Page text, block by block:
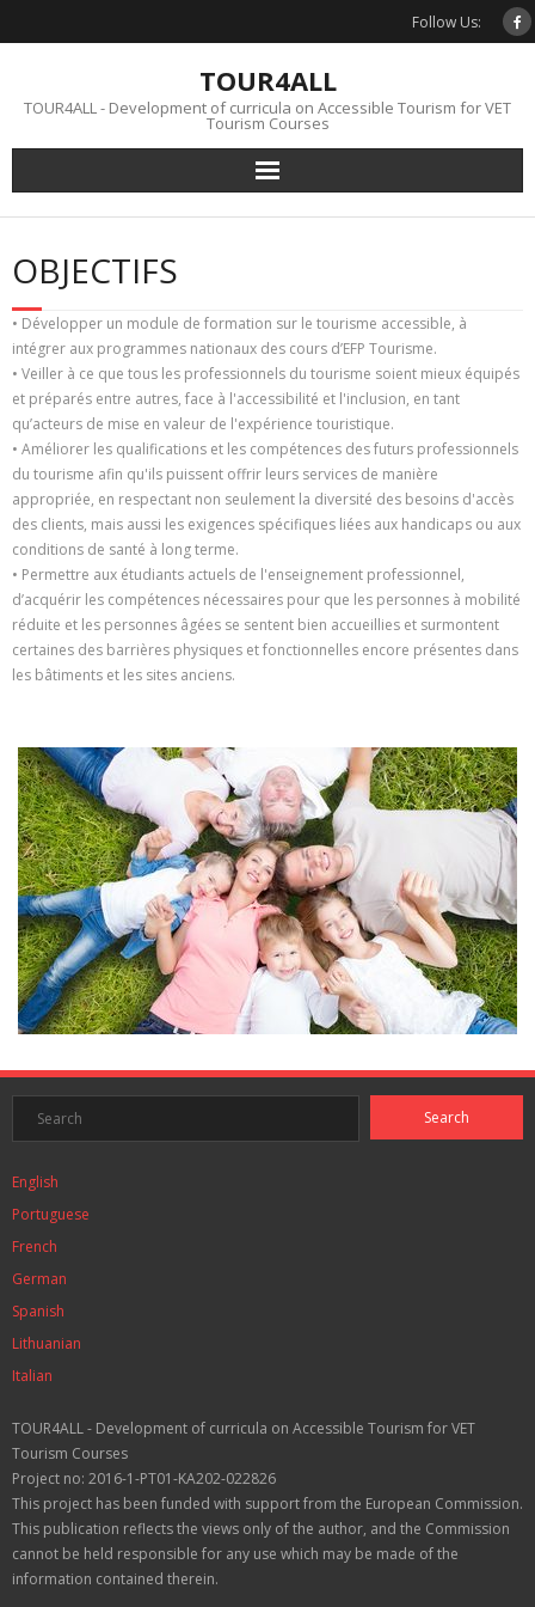
Follow Us:
TOUR4ALL
TOUR4ALL - Development of curricula on Accessible Tourism for VET
Tourism Courses
OBJECTIFS
• Développer un module de formation sur le tourisme accessible, à
intégrer aux programmes nationaux des cours d’EFP Tourisme.
• Veiller à ce que tous les professionnels du tourisme soient mieux équipés
et préparés entre autres, face à l'accessibilité et l'inclusion, en tant
qu’acteurs de mise en valeur de l'expérience touristique.
• Améliorer les qualifications et les compétences des futurs professionnels
du tourisme afin qu'ils puissent offrir leurs services de manière
appropriée, en respectant non seulement la diversité des besoins d'accès
des clients, mais aussi les exigences spécifiques liées aux handicaps ou aux
conditions de santé à long terme.
• Permettre aux étudiants actuels de l'enseignement professionnel,
d’acquérir les compétences nécessaires pour que les personnes à mobilité
réduite et les personnes âgées se sentent bien accueillies et surmontent
certaines des barrières physiques et fonctionnelles encore présentes dans
les bâtiments et les sites anciens.
English
Portuguese
French
German
Spanish
Lithuanian
Italian
TOUR4ALL - Development of curricula on Accessible Tourism for VET
Tourism Courses
Project no: 2016-1-PT01-KA202-022826
This project has been funded with support from the European Commission.
This publication reflects the views only of the author, and the Commission
cannot be held responsible for any use which may be made of the
information contained therein.